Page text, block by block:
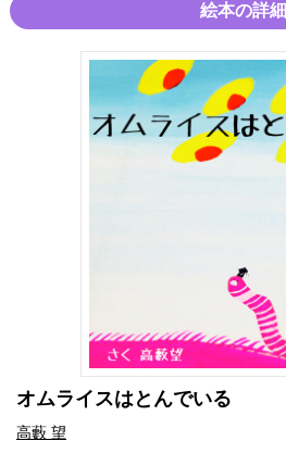
絵本の詳細
オムライスはとんでいる
高藪 望